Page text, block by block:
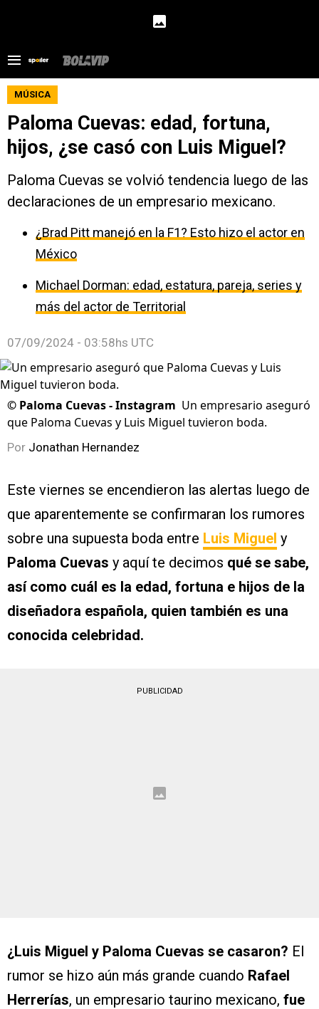
MÚSICA
Paloma Cuevas: edad, fortuna,
hijos, ¿se casó con Luis Miguel?
Paloma Cuevas se volvió tendencia luego de las
declaraciones de un empresario mexicano.
¿Brad Pitt manejó en la F1? Esto hizo el actor en
México
Michael Dorman: edad, estatura, pareja, series y
más del actor de Territorial
07/09/2024 - 03:58hs UTC
© Paloma Cuevas - Instagram Un empresario aseguró
que Paloma Cuevas y Luis Miguel tuvieron boda.
Por Jonathan Hernandez
Este viernes se encendieron las alertas luego de
que aparentemente se confirmaran los rumores
sobre una supuesta boda entre Luis Miguel y
Paloma Cuevas y aquí te decimos qué se sabe,
así como cuál es la edad, fortuna e hijos de la
diseñadora española, quien también es una
conocida celebridad.
PUBLICIDAD
¿Luis Miguel y Paloma Cuevas se casaron? El
rumor se hizo aún más grande cuando Rafael
Herrerías, un empresario taurino mexicano, fue